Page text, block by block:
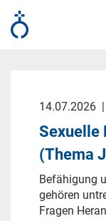
14.07.2026 |
Sexuelle
(Thema
Befähigung
gehören
Fragen